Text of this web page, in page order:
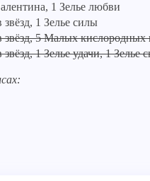
1 Зелье любви
звёзд, 1 Зелье силы
звёзд, 5 Малых кислородных
1 Зелье удачи, 1 Зелье